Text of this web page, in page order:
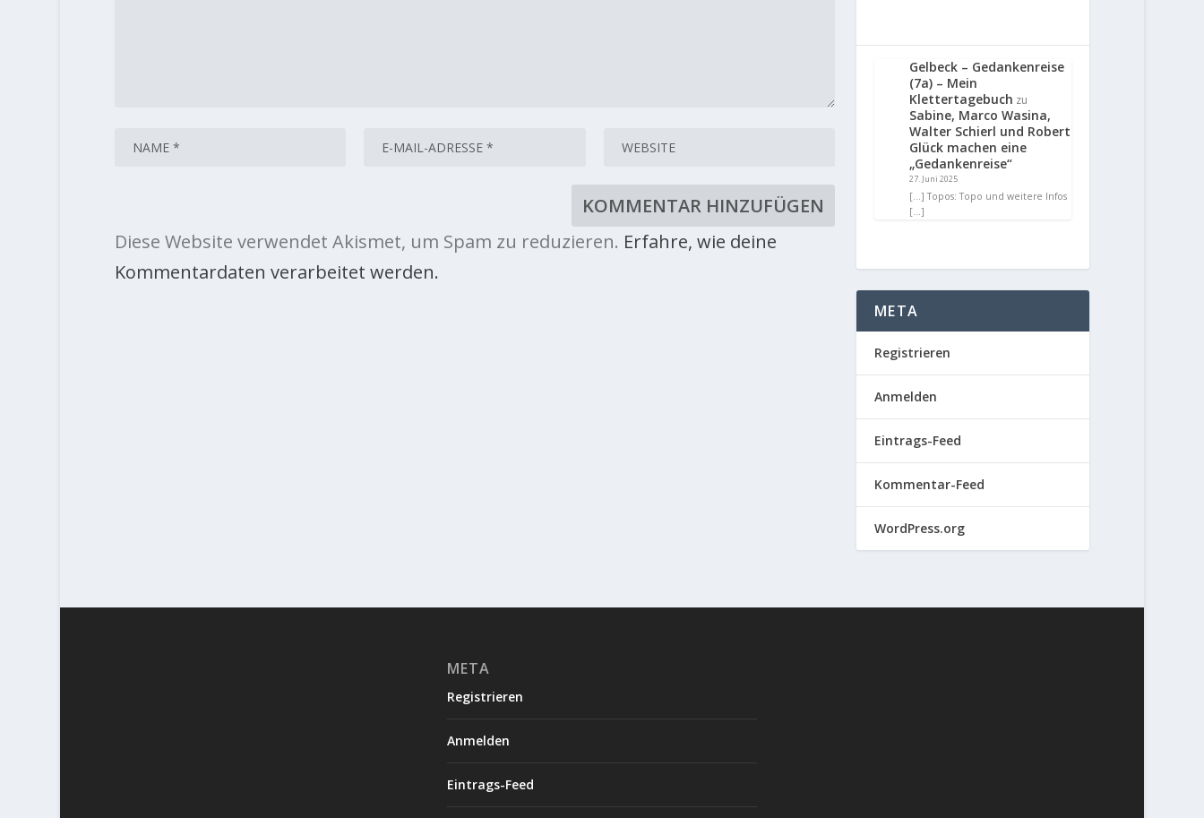
Diese Website verwendet Akismet, um Spam zu reduzieren. Erfahre, wie deine
Kommentardaten verarbeitet werden.
Gelbeck – Gedankenreise
(7a) – Mein
Klettertagebuch zu
Sabine, Marco Wasina,
Walter Schierl und Robert
Glück machen eine
„Gedankenreise“
27. Juni 2025
[…] Topos: Topo und weitere Infos
[…]
META
Registrieren
Anmelden
Eintrags-Feed
Kommentar-Feed
WordPress.org
META
Registrieren
Anmelden
Eintrags-Feed